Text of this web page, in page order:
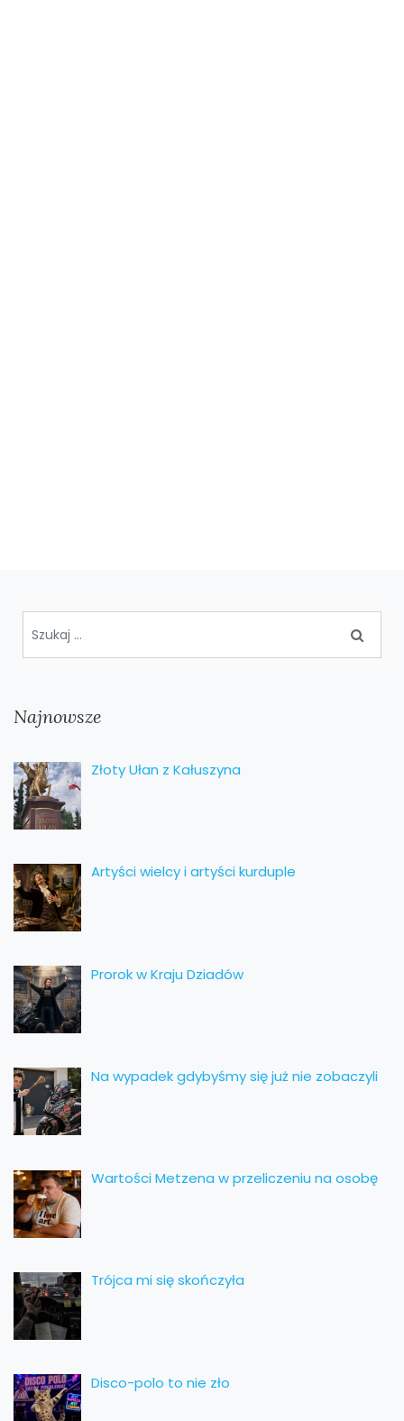
Najnowsze
Złoty Ułan z Kałuszyna
Artyści wielcy i artyści kurduple
Prorok w Kraju Dziadów
Na wypadek gdybyśmy się już nie zobaczyli
Wartości Metzena w przeliczeniu na osobę
Trójca mi się skończyła
Disco-polo to nie zło